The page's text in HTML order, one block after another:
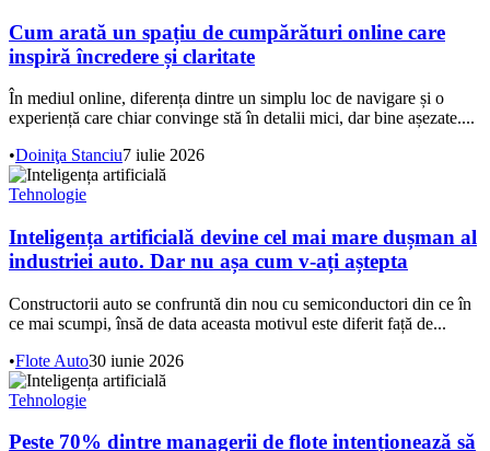
Cum arată un spațiu de cumpărături online care
inspiră încredere și claritate
În mediul online, diferența dintre un simplu loc de navigare și o
experiență care chiar convinge stă în detalii mici, dar bine așezate....
•Doiniţa Stanciu7 iulie 2026
Tehnologie
Inteligența artificială devine cel mai mare dușman al
industriei auto. Dar nu așa cum v-ați aștepta
Constructorii auto se confruntă din nou cu semiconductori din ce în
ce mai scumpi, însă de data aceasta motivul este diferit față de...
•Flote Auto30 iunie 2026
Tehnologie
Peste 70% dintre managerii de flote intenționează să